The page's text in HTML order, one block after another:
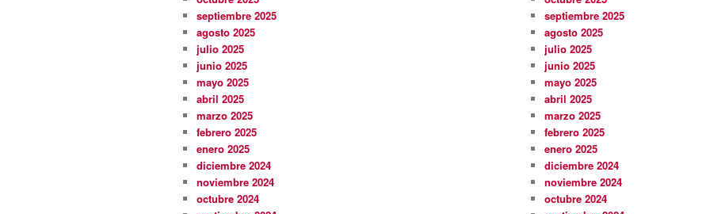
septiembre 2025
agosto 2025
julio 2025
junio 2025
mayo 2025
abril 2025
marzo 2025
febrero 2025
enero 2025
diciembre 2024
noviembre 2024
octubre 2024
septiembre 2025
agosto 2025
julio 2025
junio 2025
mayo 2025
abril 2025
marzo 2025
febrero 2025
enero 2025
diciembre 2024
noviembre 2024
octubre 2024